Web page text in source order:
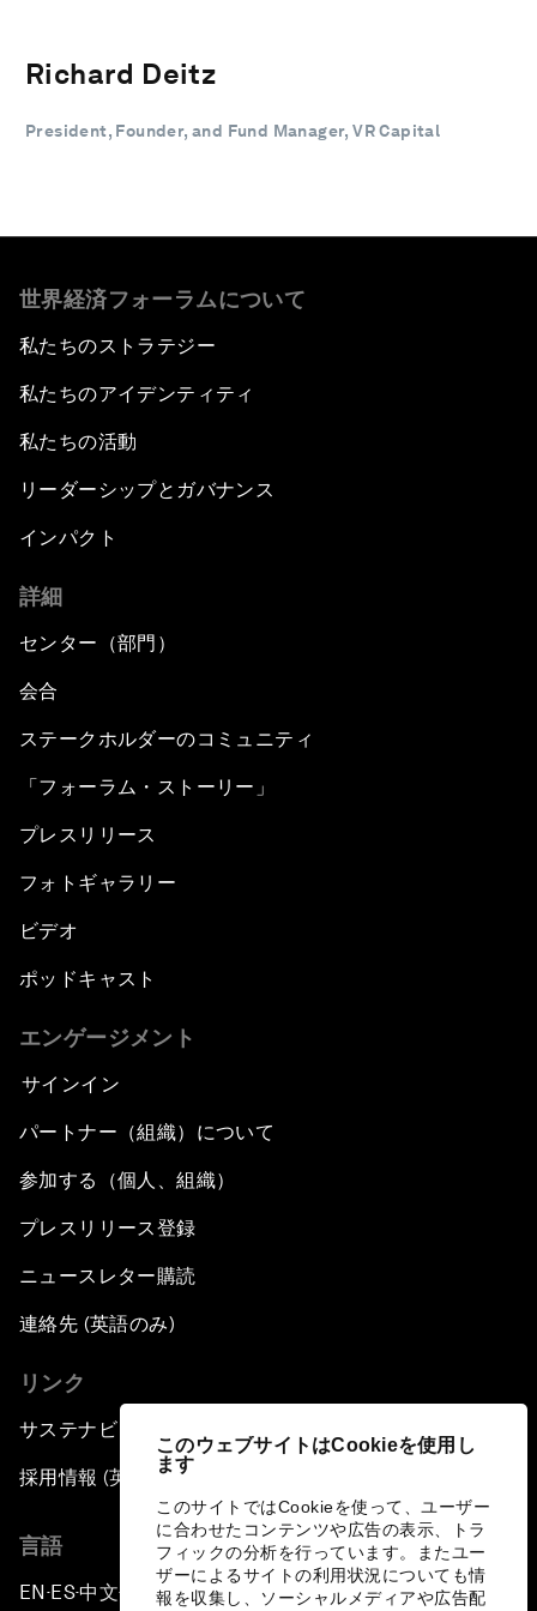
このウェブサイトはCookieを使用し
ます
このサイトではCookieを使って、ユーザー
に合わせたコンテンツや広告の表示、トラ
フィックの分析を行っています。またユー
ザーによるサイトの利用状況についても情
報を収集し、ソーシャルメディアや広告配
Richard Deitz
President, Founder, and Fund Manager, VR Capital
世界経済フォーラムについて
私たちのストラテジー
私たちのアイデンティティ
私たちの活動
リーダーシップとガバナンス
インパクト
詳細
センター（部門）
会合
ステークホルダーのコミュニティ
「フォーラム・ストーリー」
プレスリリース
フォトギャラリー
ビデオ
ポッドキャスト
エンゲージメント
サインイン
パートナー（組織）について
参加する（個人、組織）
プレスリリース登録
ニュースレター購読
連絡先 (英語のみ)
リンク
サステナビリティへの取り組み
採用情報 (英語のみ)
言語
EN ▪ES▪中文▪ 日本語